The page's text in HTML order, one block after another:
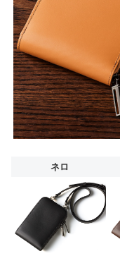
ネロ